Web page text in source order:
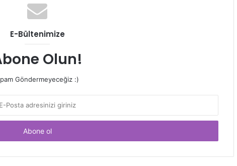
E-Bültenimize
Olun!
Göndermeyeceğiz :)